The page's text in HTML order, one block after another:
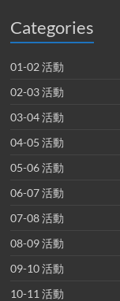
Categories
01-02 活動
02-03 活動
03-04 活動
04-05 活動
05-06 活動
06-07 活動
07-08 活動
08-09 活動
09-10 活動
10-11 活動